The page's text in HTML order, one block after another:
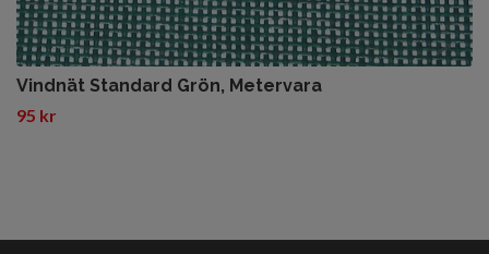
Vindnät Standard Grön, Metervara
95 kr